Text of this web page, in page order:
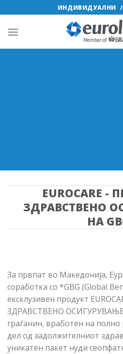
to
content
ИНДИВИДУАЛНИ /
EUROCARE -
ЗДРАВСТВЕНО
НА
За првпат во Македонија,
соработка со *GBG (Global
ексклузивен продукт
ЗДРАВСТВЕНО ОСИГУРУВАЊЕ.
граѓанин, вработен на
дел од задолжителниот
уникатен пакет нуди